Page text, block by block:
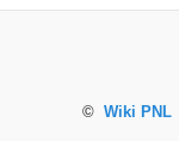
© Wiki PNL